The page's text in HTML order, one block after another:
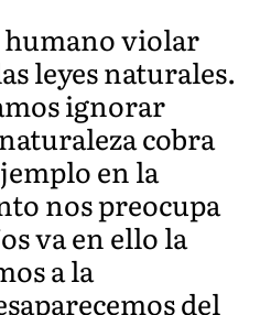
humano violar
leyes naturales.
ignorar
cobra
en la
nos preocupa
va en ello la
a la
del